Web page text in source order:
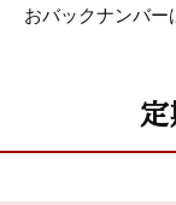
おバックナンバー